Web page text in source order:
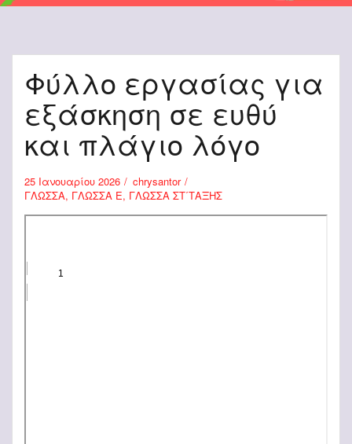
Φύλλο εργασίας για
εξάσκηση σε ευθύ
και πλάγιο λόγο
25 Ιανουαρίου 2026
chrysantor
ΓΛΩΣΣΑ, ΓΛΩΣΣΑ Ε, ΓΛΩΣΣΑ ΣΤ΄ΤΑΞΗΣ